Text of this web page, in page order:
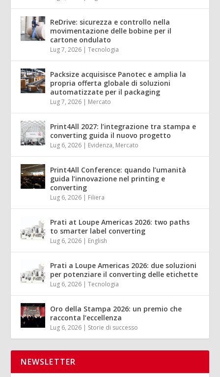
ReDrive: sicurezza e controllo nella
movimentazione delle bobine per il
cartone ondulato
Lug 7, 2026 |Tecnologia
Packsize acquisisce Panotec e amplia la
propria offerta globale di soluzioni
automatizzate per il packaging
Lug 7, 2026 | Mercato
Print4All 2027: l’integrazione tra stampa e
converting guida il nuovo progetto
Lug 6, 2026 | Evidenza, Mercato
Print4All Conference: quando l’umanità
guida l’innovazione nel printing e
converting
Lug 6, 2026 | Filiera
Prati at Loupe Americas 2026: two paths
to smarter label converting
Lug 6, 2026 | English
Prati a Loupe Americas 2026: due soluzioni
per potenziare il converting delle etichette
Lug 6, 2026 |Tecnologia
Oro della Stampa 2026: un premio che
racconta l’eccellenza
Lug 6, 2026 | Storie di successo
NEWSLETTER